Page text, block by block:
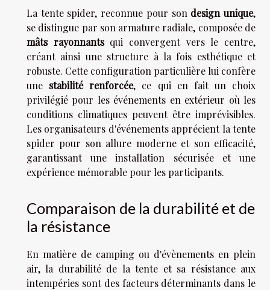
La tente spider, reconnue pour son design unique,
se distingue par son armature radiale, composée de
mâts rayonnantsqui convergent vers le centre,
créant ainsi une structure à la fois esthétique et
robuste. Cette configuration particulière lui confère
une stabilité renforcée, ce qui en fait un choix
privilégié pour les événements en extérieur où les
conditions climatiques peuvent être imprévisibles.
Les organisateurs d'événements apprécient la tente
spider pour son allure moderne et son efficacité,
garantissant une installation sécurisée et une
expérience mémorable pour les participants.
Comparaison de la durabilité et de
la résistance
En matière de camping ou d'évènements en plein
air, la durabilité de la tente et sa résistance aux
intempéries sont des facteurs déterminants dans le